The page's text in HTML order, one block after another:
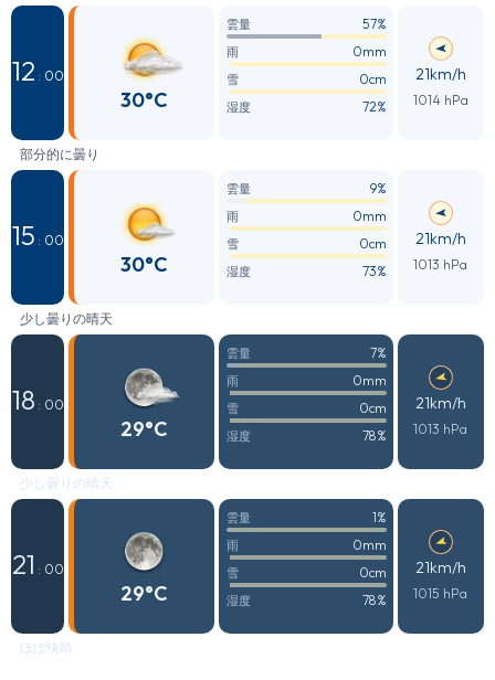
12 : 00
30°C
雲量 57%
雨 0mm
雪 0cm
湿度 72%
21km/h
1014 hPa
部分的に曇り
15 : 00
30°C
雲量 9%
雨 0mm
雪 0cm
湿度 73%
21km/h
1013 hPa
少し曇りの晴天
18 : 00
29°C
雲量 7%
雨 0mm
雪 0cm
湿度 78%
21km/h
1013 hPa
少し曇りの晴天
21 : 00
29°C
雲量 1%
雨 0mm
雪 0cm
湿度 78%
21km/h
1015 hPa
ほぼ快晴